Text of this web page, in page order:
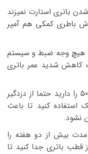
ضعیف شدن باتری استارت نمیزند
باطری کمکی هم آمپر
است به هیچ وجه ضبط و سیستم
کاهش شدید عمر باتری
اگر قصد نصب دزدگیر بر روی پژو 508 را دارید حتما از دزدگیر
فابریک استفاده کنید تا باعث
نشود.
بیش از دو هفته را
قطب باتری جدا کنید تا